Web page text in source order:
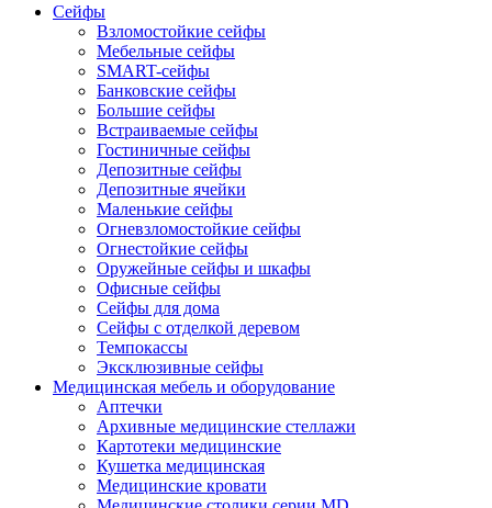
Сейфы
Взломостойкие сейфы
Мебельные сейфы
SMART-сейфы
Банковские сейфы
Большие сейфы
Встраиваемые сейфы
Гостиничные сейфы
Депозитные сейфы
Депозитные ячейки
Маленькие сейфы
Огневзломостойкие сейфы
Огнестойкие сейфы
Оружейные сейфы и шкафы
Офисные сейфы
Сейфы для дома
Сейфы с отделкой деревом
Темпокассы
Эксклюзивные сейфы
Медицинская мебель и оборудование
Аптечки
Архивные медицинские стеллажи
Картотеки медицинские
Кушетка медицинская
Медицинские кровати